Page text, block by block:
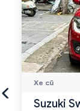
Xe cũ
Suzuki